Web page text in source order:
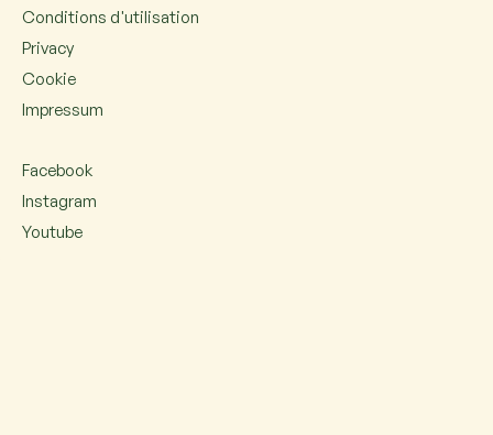
Conditions d'utilisation
Privacy
Cookie
Impressum
Facebook
Instagram
Youtube